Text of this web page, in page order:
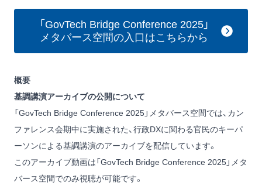
「GovTech Bridge Conference 2025」
メタバース空間の入口はこちらから
概要
基調講演アーカイブの公開について
「GovTech Bridge Conference 2025」メタバース空間では、カン
ファレンス会期中に実施された、行政DXに関わる官民のキーパ
ーソンによる基調講演のアーカイブを配信しています。
このアーカイブ動画は「GovTech Bridge Conference 2025」メタ
バース空間でのみ視聴が可能です。